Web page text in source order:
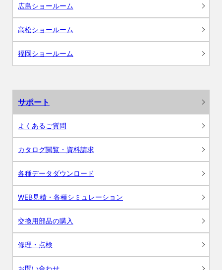
広島ショールーム
高松ショールーム
福岡ショールーム
サポート
よくあるご質問
カタログ閲覧・資料請求
各種データダウンロード
WEB見積・各種シミュレーション
交換用部品の購入
修理・点検
お問い合わせ